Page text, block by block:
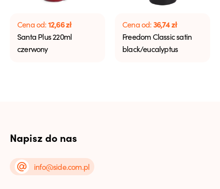
Cena od:12,66zł
Santa Plus 220ml
czerwony
Cena od:36,74zł
Freedom Classic satin
black/eucalyptus
Napisz do nas
info@side.com.pl